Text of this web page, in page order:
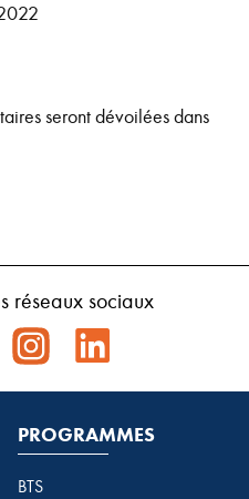
seront dévoilées dans
réseaux sociaux
PROGRAMMES
BTS